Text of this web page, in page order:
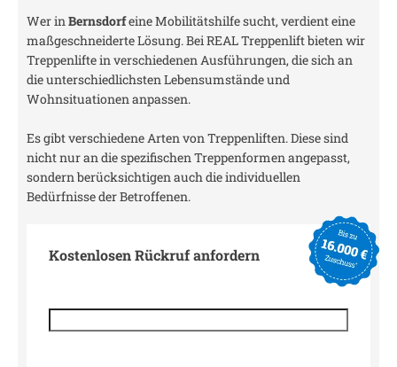
Wer inBernsdorfeine Mobilitätshilfe sucht, verdient eine
maßgeschneiderte Lösung. Bei REAL Treppenlift bieten wir
Treppenlifte in verschiedenen Ausführungen, die sich an
die unterschiedlichsten Lebensumstände und
Wohnsituationen anpassen.
Es gibt verschiedene Arten von Treppenliften. Diese sind
nicht nur an die spezifischen Treppenformen angepasst,
sondern berücksichtigen auch die individuellen
Bedürfnisse der Betroffenen.
Kostenlosen Rückruf anfordern